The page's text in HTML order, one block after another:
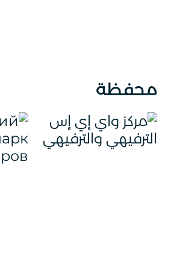
محفظة